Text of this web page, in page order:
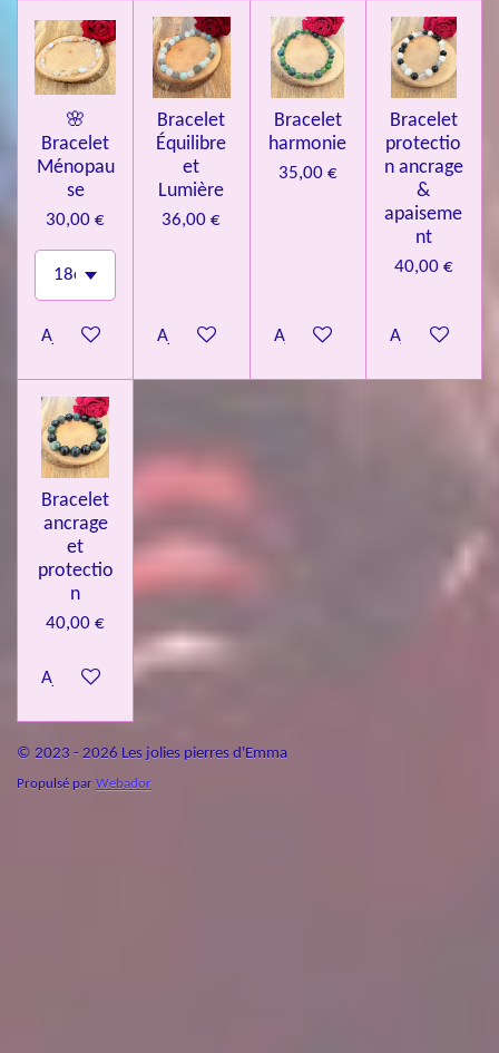
🌸
Bracelet
Ménopau
se
30,00 €
Ajouter au panier
Bracelet
Équilibre
et
Lumière
36,00 €
Ajouter au panier
Bracelet
harmonie
35,00 €
Ajouter au panier
Bracelet
protectio
n ancrage
&
apaiseme
nt
40,00 €
Ajouter au
Bracelet
ancrage
et
protectio
n
40,00 €
Ajouter au panier
© 2023 - 2026 Les jolies pierres d'Emma
Propulsé par Webador